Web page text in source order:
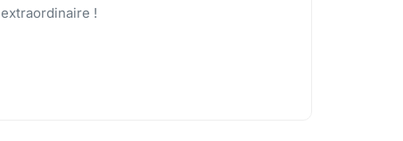
are the real deal